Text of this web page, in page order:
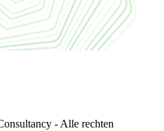
- Alle rechten